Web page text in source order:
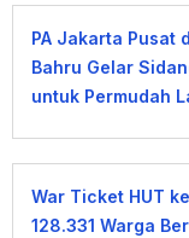
PA Jakarta Pusat
Bahru Gelar
untuk Permudah
War Ticket HUT
128.331 Warga